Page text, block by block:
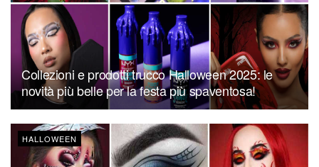
Collezioni e prodotti trucco Halloween 2025: le
novità più belle per la festa più spaventosa!
HALLOWEEN